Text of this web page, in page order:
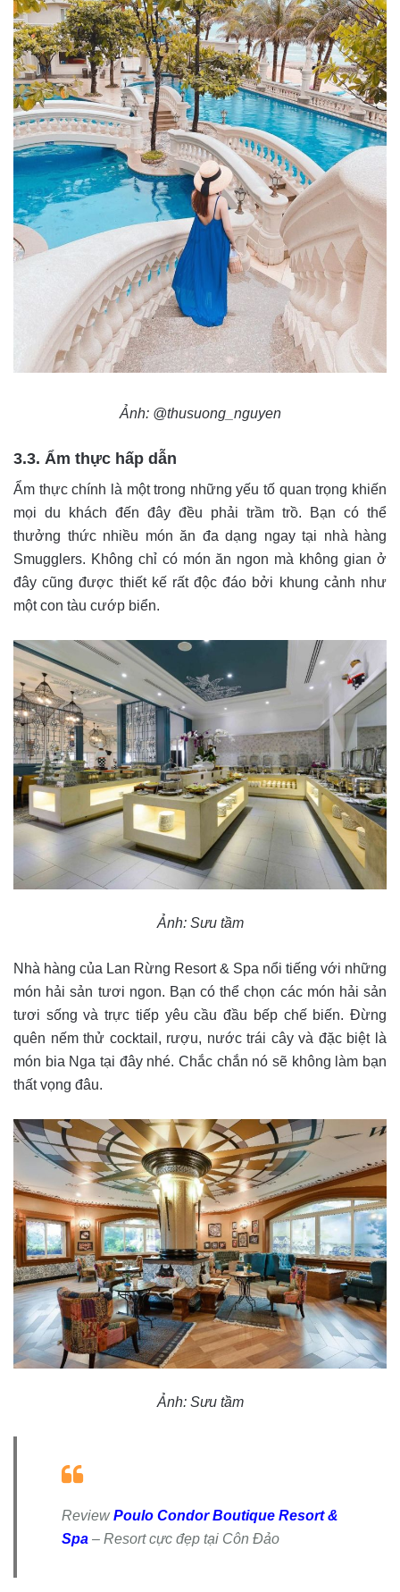
Ảnh: @thusuong_nguyen
3.3. Ẩm thực hấp dẫn
Ẩm thực chính là một trong những yếu tố quan trọng khiến
mọi du khách đến đây đều phải trầm trồ. Bạn có thể
thưởng thức nhiều món ăn đa dạng ngay tại nhà hàng
Smugglers. Không chỉ có món ăn ngon mà không gian ở
đây cũng được thiết kế rất độc đáo bởi khung cảnh như
một con tàu cướp biển.
Ảnh: Sưu tầm
Nhà hàng của Lan Rừng Resort & Spa nổi tiếng với những
món hải sản tươi ngon. Bạn có thể chọn các món hải sản
tươi sống và trực tiếp yêu cầu đầu bếp chế biến. Đừng
quên nếm thử cocktail, rượu, nước trái cây và đặc biệt là
món bia Nga tại đây nhé. Chắc chắn nó sẽ không làm bạn
thất vọng đâu.
Ảnh: Sưu tầm
ReviewPoulo Condor Boutique Resort &
Spa – Resort cực đẹp tại Côn Đảo